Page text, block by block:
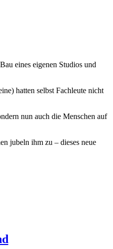
eines eigenen Studios und
hatten selbst Fachleute nicht
nun auch die Menschen auf
jubeln ihm zu – dieses neue